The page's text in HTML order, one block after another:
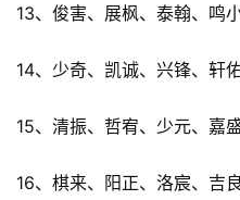
13、俊害、展枫、泰翰、鸣
14、少奇、凯诚、兴锋、轩
15、清振、哲宥、少元、嘉
16、棋来、阳正、洛宸、吉